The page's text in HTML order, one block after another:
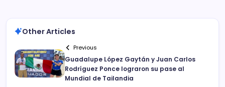
Other Articles
Previous
Guadalupe López Gaytán y Juan Carlos
Rodríguez Ponce lograron su pase al
Mundial de Tailandia